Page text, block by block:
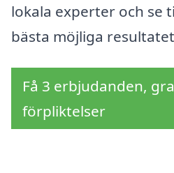
lokala experter och se
bästa möjliga
Få 3 erbjudanden,
förpliktelser